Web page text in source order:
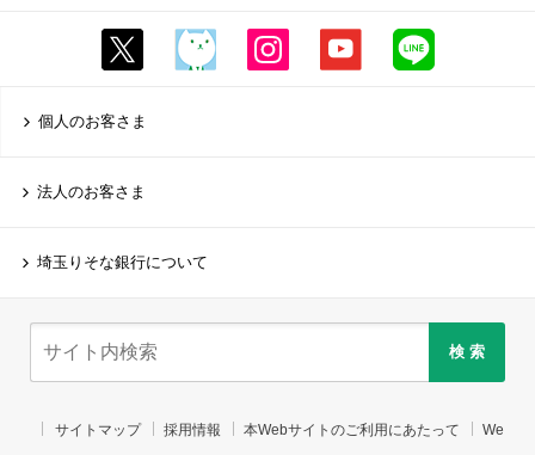
個人のお客さま
法人のお客さま
埼玉りそな銀行について
検 索
サイトマップ 採用情報 本Webサイトのご利用にあたって We